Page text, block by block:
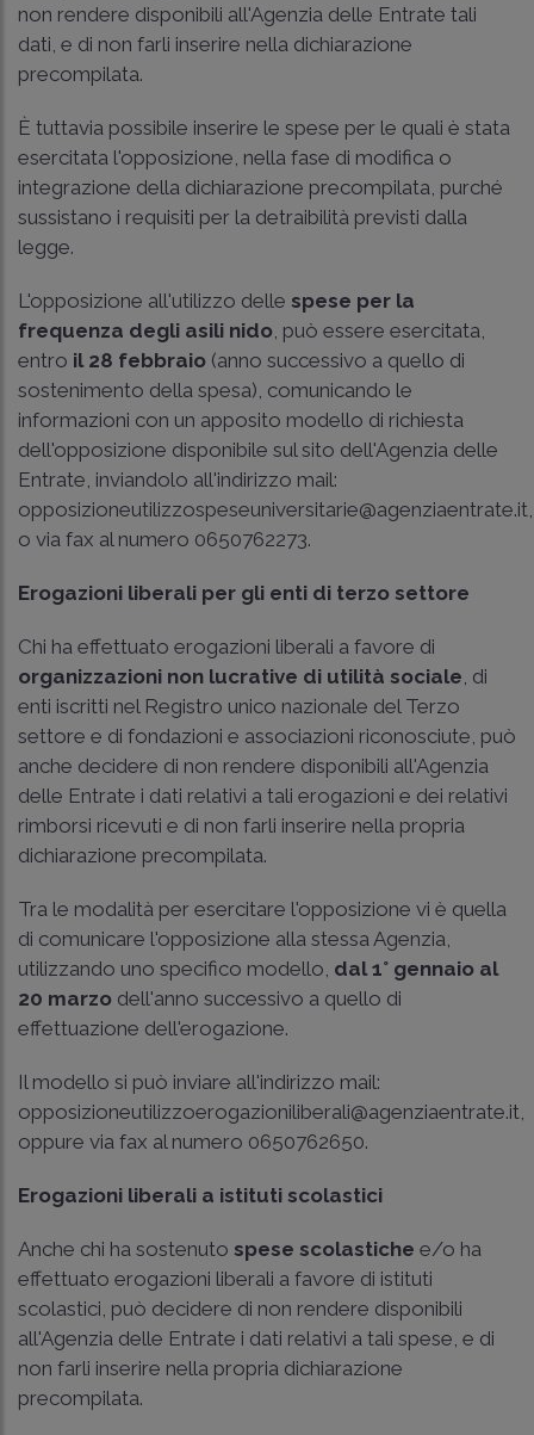
non rendere disponibili all'Agenzia delle Entrate tali
dati, e di non farli inserire nella dichiarazione
precompilata.
È tuttavia possibile inserire le spese per le quali è stata
esercitata l'opposizione, nella fase di modifica o
integrazione della dichiarazione precompilata, purché
sussistano i requisiti per la detraibilità previsti dalla
legge.
L'opposizione all'utilizzo delle spese per la
frequenza degli asili nido , può essere esercitata,
entro il 28 febbraio (anno successivo a quello di
sostenimento della spesa), comunicando le
informazioni con un apposito modello di richiesta
dell'opposizione disponibile sul sito dell'Agenzia delle
Entrate, inviandolo all'indirizzo mail:
opposizioneutilizzospeseuniversitarie@agenziaentrate.it,
o via fax al numero 0650762273.
Erogazioni liberali per gli enti di terzo settore
Chi ha effettuato erogazioni liberali a favore di
organizzazioni non lucrative di utilità sociale , di
enti iscritti nel Registro unico nazionale del Terzo
settore e di fondazioni e associazioni riconosciute, può
anche decidere di non rendere disponibili all'Agenzia
delle Entrate i dati relativi a tali erogazioni e dei relativi
rimborsi ricevuti e di non farli inserire nella propria
dichiarazione precompilata.
Tra le modalità per esercitare l'opposizione vi è quella
di comunicare l'opposizione alla stessa Agenzia,
utilizzando uno specifico modello, dal 1° gennaio al
20 marzo dell'anno successivo a quello di
effettuazione dell'erogazione.
Il modello si può inviare all'indirizzo mail:
opposizioneutilizzoerogazioniliberali@agenziaentrate.it,
oppure via fax al numero 0650762650.
Erogazioni liberali a istituti scolastici
Anche chi ha sostenuto spese scolastiche e/o ha
effettuato erogazioni liberali a favore di istituti
scolastici, può decidere di non rendere disponibili
all'Agenzia delle Entrate i dati relativi a tali spese, e di
non farli inserire nella propria dichiarazione
precompilata.